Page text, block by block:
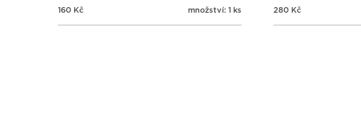
160 Kč množství: 1 ks 280 Kč